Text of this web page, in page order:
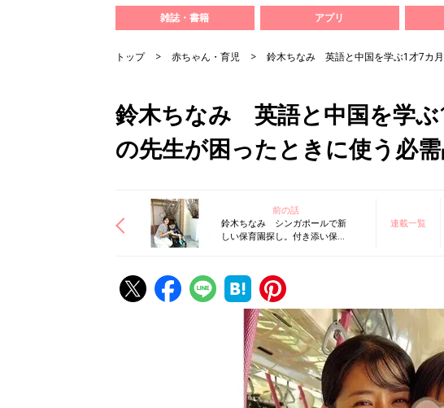
雑誌・書籍 アプリ
トップ 赤ちゃん・育児 鈴木ちなみ 英語と中国を学ぶ1才7カ
鈴木ちなみ 英語と中国を学ぶ
の先生が困ったときに使う必
前の話
鈴木ちなみ シンガポールで新
しい保育園探し。付き添い保育
連載一覧